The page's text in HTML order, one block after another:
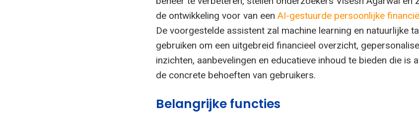
de ontwikkeling voor van een AI-gestuurde persoonlijke
De voorgestelde assistent zal machine learning en natuurlijke
gebruiken om een uitgebreid financieel overzicht,
inzichten, aanbevelingen en educatieve inhoud te bieden die is
de concrete behoeften van gebruikers.
Belangrijke functies